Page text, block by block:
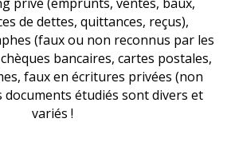
de dettes, quittances, reçus),
(faux ou non reconnus par les
bancaires, cartes postales,
faux en écritures privées (non
documents étudiés sont divers et
variés !